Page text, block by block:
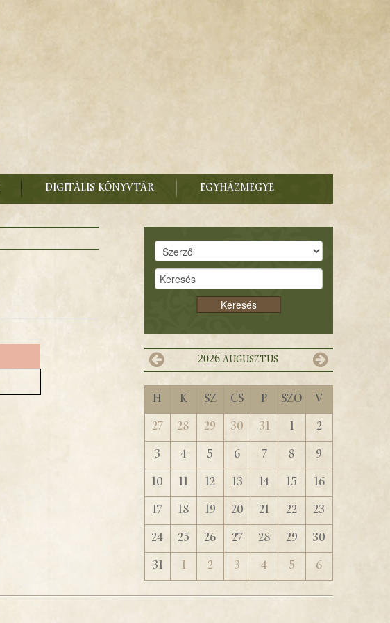
DIGITÁLIS KÖNYVTÁR EGYHÁZMEGYE
Keresés
2026 augusztus
H K Sz Cs P Szo
V
27
28 29 30 31 1
2
3
4 5 6 7 8
9
10
11 12 13 14 15
16
17
18 19 20 21 22
23
24
25 26 27 28 29
30
31
1 2 3 4 5 6